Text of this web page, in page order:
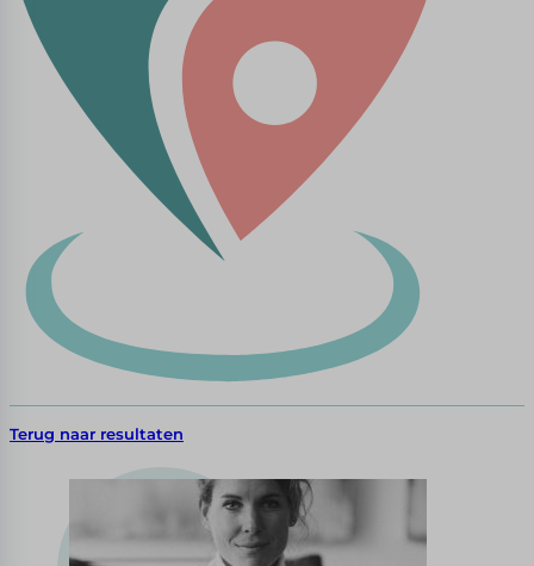
Terug naar resultaten